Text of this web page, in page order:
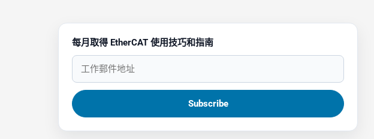
每月取得 EtherCAT 使用技巧和指南